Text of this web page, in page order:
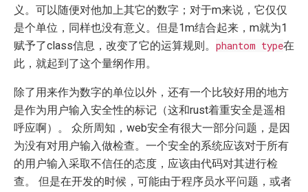
义。可以随便对他加上其它的数字；对于m来说，它仅仅
是个单位，同样也没有意义。但是1m结合起来，m就为1
赋予了class信息，改变了它的运算规则。 phantom type在
此，就起到了这个量纲作用。
除了用来作为数字的单位以外，还有一个比较好用的地方
是作为用户输入安全性的标记（这和rust着重安全是遥相
呼应啊）。 众所周知，web安全有很大一部分问题，是因
为没有对用户输入做检查。一个安全的系统应该对于所有
的用户输入采取不信任的态度，应该由代码对其进行检
查。 但是在开发的时候，可能由于程序员水平问题，或者